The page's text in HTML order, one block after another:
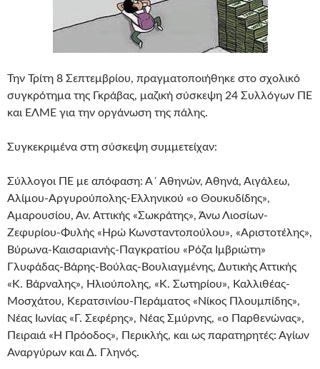
Την Τρίτη 8 Σεπτεμβρίου, πραγματοποιήθηκε στο σχολικό
συγκρότημα της Γκράβας, μαζική σύσκεψη 24 Συλλόγων ΠΕ
και ΕΛΜΕ για την οργάνωση της πάλης.
Συγκεκριμένα στη σύσκεψη συμμετείχαν:
Σύλλογοι ΠΕ με απόφαση: Α΄ Αθηνών, Αθηνά, Αιγάλεω,
Αλίμου-Αργυρούπολης-Ελληνικού «ο Θουκυδίδης»,
Αμαρουσίου, Αν. Αττικής «Σωκράτης», Άνω Λιοσίων-
Ζεφυρίου-Φυλής «Ηρώ Κωνσταντοπούλου», «Αριστοτέλης»,
Βύρωνα-Καισαριανής-Παγκρατίου «Ρόζα Ιμβριώτη»
Γλυφάδας-Βάρης-Βούλας-Βουλιαγμένης, Δυτικής Αττικής
«Κ. Βάρναλης», Ηλιούπολης, «Κ. Σωτηρίου», Καλλιθέας-
Μοσχάτου, Κερατσινίου-Περάματος «Νίκος Πλουμπίδης»,
Νέας Ιωνίας «Γ. Σεφέρης», Νέας Σμύρνης, «ο Παρθενώνας»,
Πειραιά «Η Πρόοδος», Περικλής, και ως παρατηρητές: Αγίων
Αναργύρων και Δ. Γληνός.